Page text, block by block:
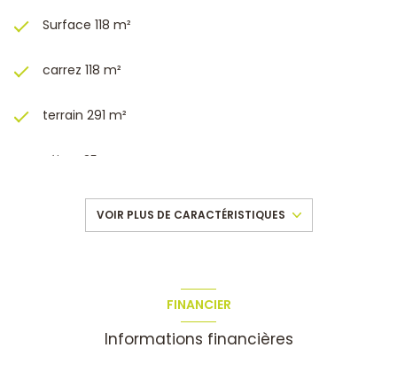
usage standard : entre 840 € et 1190 € par an. Prix moyens
des énergies indexés au 01/01/2021.
exposé sont disponibles sur le site Géorisques :
www.georisques.gouv.fr
collaborateur n°ADC8306 2020 000 243 617- Immatriculé
d'assurance SPVie N° 7953.190/BOD3
Surface 118 m²
carrez 118 m²
terrain 291 m²
séjour 35 m²
4 chambre(s)
cuisine séparée (semi-équipée)
VOIR PLUS DE CARACTÉRISTIQUES
FINANCIER
Informations financières